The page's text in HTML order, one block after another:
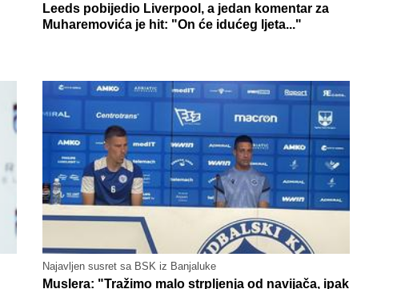
Leeds pobijedio Liverpool, a jedan komentar za
Muharemovića je hit: "On će idućeg ljeta..."
Najavljen susret sa BSK iz Banjaluke
Muslera: "Tražimo malo strpljenja od navijača, ipak